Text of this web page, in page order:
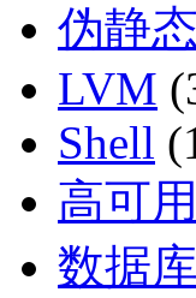
伪静态
LVM
Shell
高可用
数据库